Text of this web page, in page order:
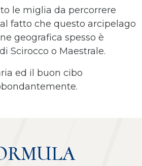
le miglia da percorrere
fatto che questo arcipelago
geografica spesso è
Scirocco o Maestrale.
ed il buon cibo